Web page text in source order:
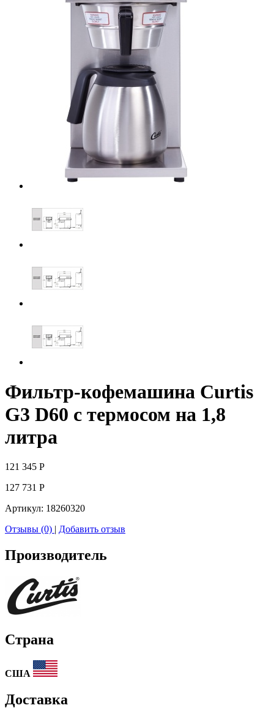
Фильтр-кофемашина Curtis
G3 D60 с термосом на 1,8
литра
121 345 Р
127 731 Р
Артикул: 18260320
Отзывы (0) | Добавить отзыв
Производитель
Страна
США
Доставка